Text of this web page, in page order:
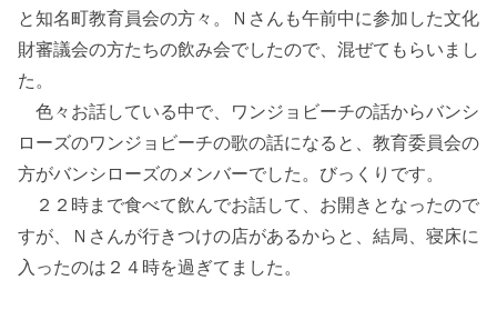
と知名町教育員会の方々。Ｎさんも午前中に参加した文化
財審議会の方たちの飲み会でしたので、混ぜてもらいまし
た。
色々お話している中で、ワンジョビーチの話からバンシ
ローズのワンジョビーチの歌の話になると、教育委員会の
方がバンシローズのメンバーでした。びっくりです。
２２時まで食べて飲んでお話して、お開きとなったので
すが、Ｎさんが行きつけの店があるからと、結局、寝床に
入ったのは２４時を過ぎてました。